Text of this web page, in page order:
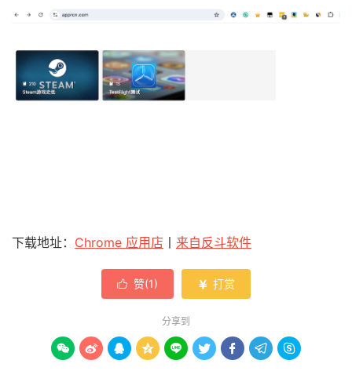
下载地址： Chrome 应用店 丨 来自反斗软件
 赞(1)  打赏
分享到
        